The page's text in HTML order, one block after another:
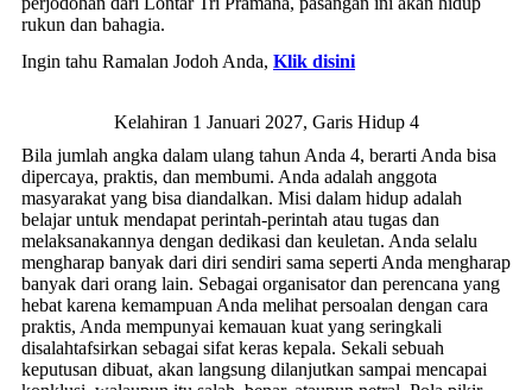
rukun dan bahagia.
Ingin tahu Ramalan Jodoh Anda, Klik disini
Kelahiran 1 Januari 2027, Garis Hidup 4
Bila jumlah angka dalam ulang tahun Anda 4, berarti Anda bisa
dipercaya, praktis, dan membumi. Anda adalah anggota
masyarakat yang bisa diandalkan. Misi dalam hidup adalah
belajar untuk mendapat perintah-perintah atau tugas dan
melaksanakannya dengan dedikasi dan keuletan. Anda selalu
mengharap banyak dari diri sendiri sama seperti Anda mengharap
banyak dari orang lain. Sebagai organisator dan perencana yang
hebat karena kemampuan Anda melihat persoalan dengan cara
praktis, Anda mempunyai kemauan kuat yang seringkali
disalahtafsirkan sebagai sifat keras kepala. Sekali sebuah
keputusan dibuat, akan langsung dilanjutkan sampai mencapai